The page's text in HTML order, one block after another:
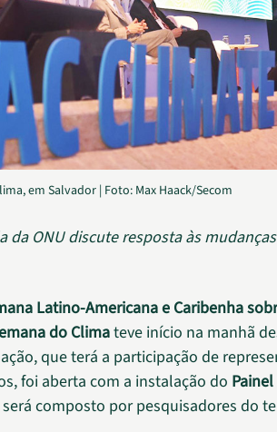
em Salvador | Foto: Max Haack/Secom
da ONU discute resposta às
Latino-Americana e Caribenha
do Climateve início na manhã
que terá a participação de
foi aberta com a instalação do
composto por pesquisadores do